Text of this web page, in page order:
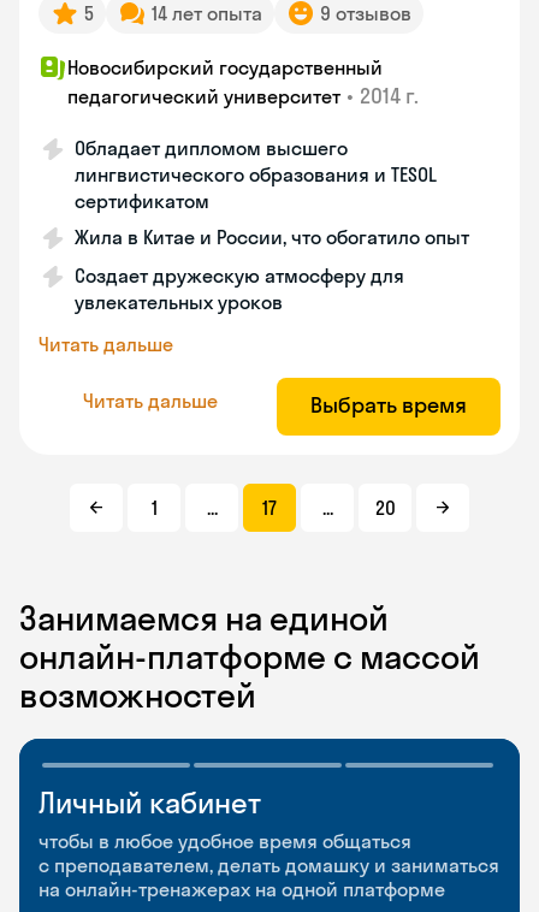
5 14 лет опыта 9 отзывов
Новосибирский государственный
педагогический университет • 2014 г.
Обладает дипломом высшего
лингвистического образования и TESOL
сертификатом
Жила в Китае и России, что обогатило опыт
Создает дружескую атмосферу для
увлекательных уроков
Читать дальше
Читать дальше Выбрать время
1 ... 17 ... 20
Занимаемся на единой
онлайн-платформе с массой
возможностей
Личный кабинет
чтобы в любое удобное время общаться
с преподавателем, делать домашку и заниматься
на онлайн-тренажерах на одной платформе
Мобильное
приложение
чтобы заниматься и изучать новые слова где
и когда удобно
Разговорные клубы
и Talks
Групповые занятия для разговорной практики
и индивидуальные встречи с преподавателями